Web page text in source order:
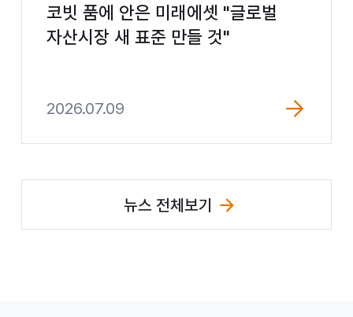
코빗 품에 안은 미래에셋 "글로벌
자산시장 새 표준 만들 것"
2026.07.09
뉴스 전체보기